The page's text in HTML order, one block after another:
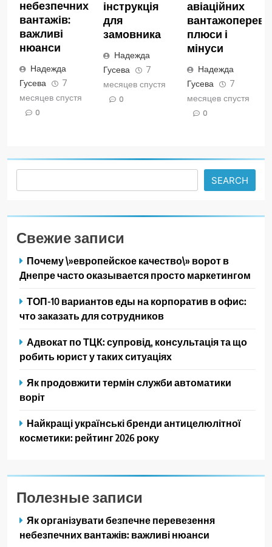
небезпечних
вантажів:
важливі
нюанси
Надежда
Гусева
7
месяцев спустя
0
інструкція
для
замовника
Надежда
Гусева
7
месяцев спустя
0
авіаційних
плюси і
мінуси
Надежда
Гусева
7
месяцев спустя
0
SEARCH
Свежие записи
Почему \»европейское качество\» ворот в
Днепре часто оказывается просто маркетингом
ТОП-10 вариантов еды на корпоратив в офис:
что заказать для сотрудников
Адвокат по ТЦК: супровід, консультація та що
робить юрист у таких ситуаціях
Як продовжити термін служби автоматики
воріт
Найкращі українські бренди антицелюлітної
косметики: рейтинг 2026 року
Полезные записи
Як організувати безпечне перевезення
небезпечних вантажів: важливі нюанси